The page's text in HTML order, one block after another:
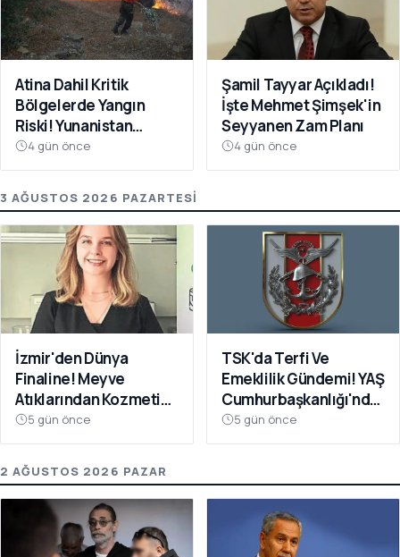
Atina Dahil Kritik
Bölgelerde Yangın
Riski! Yunanistan
Kırmızıya Büründü
4 gün önce
Şamil Tayyar Açıkladı!
İşte Mehmet Şimşek'in
Seyyanen Zam Planı
4 gün önce
3 AĞUSTOS 2026 PAZARTESI
İzmir'den Dünya
Finaline! Meyve
Atıklarından Kozmetik
Devrimi
5 gün önce
TSK'da Terfi Ve
Emeklilik Gündemi! YAŞ
Cumhurbaşkanlığı'nda
Toplanacak
5 gün önce
2 AĞUSTOS 2026 PAZAR